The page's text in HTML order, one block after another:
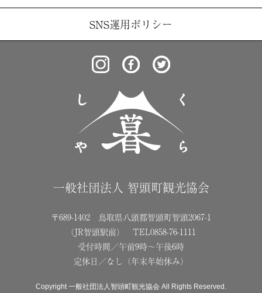
SNS運用ポリシー
一般社団法人 智頭町観光協会
〒689-1402 鳥取県八頭郡智頭町智頭2067-1
（JR智頭駅前） TEL0858-76-1111
受付時間／午前9時〜午後6時
定休日／なし（年末年始休み）
Copyright 一般社団法人智頭町観光協会 All Rights Reserved.